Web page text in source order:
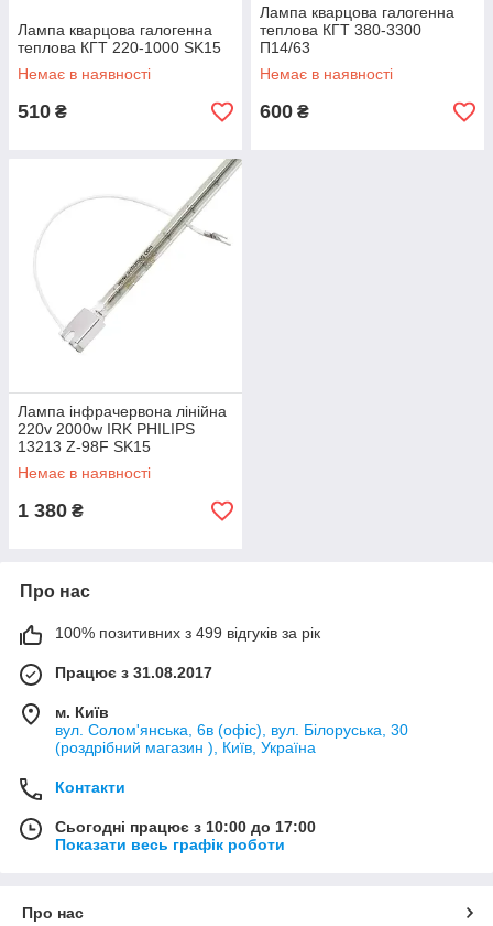
Лампа кварцова галогенна
теплова КГТ 220-1000 SK15
Немає в наявності
510 ₴
Лампа кварцова галогенна
теплова КГТ 380-3300
П14/63
Немає в наявності
600 ₴
Лампа інфрачервона лінійна
220v 2000w IRK PHILIPS
13213 Z-98F SK15
Немає в наявності
1 380 ₴
Про нас
100% позитивних з 499 відгуків за рік
Працює з 31.08.2017
м. Київ
вул. Солом'янська, 6в (офіс), вул. Білоруська, 30
(роздрібний магазин ), Київ, Україна
Контакти
Сьогодні працює з 10:00 до 17:00
Показати весь графік роботи
Про нас